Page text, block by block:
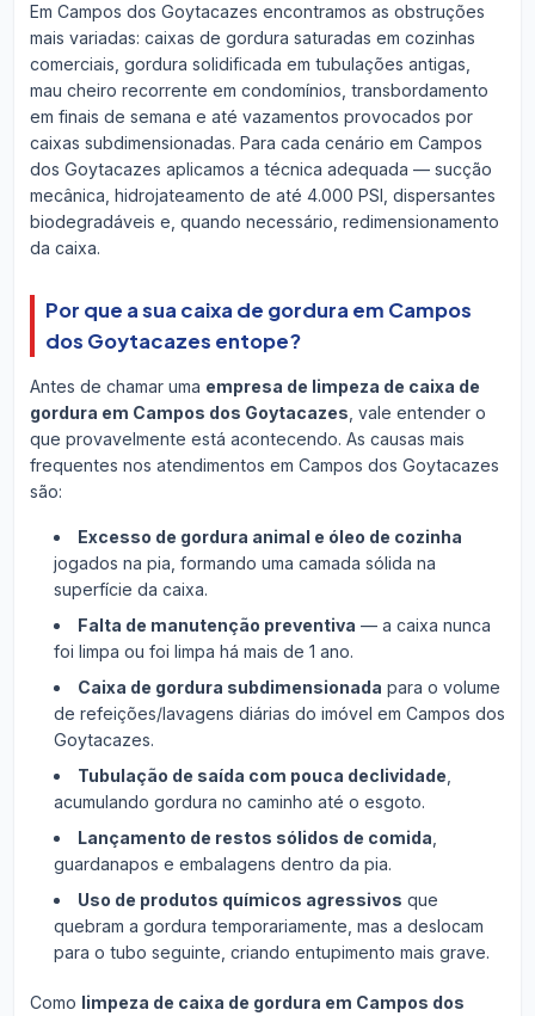
Em Campos dos Goytacazes encontramos as obstruções
mais variadas: caixas de gordura saturadas em cozinhas
comerciais, gordura solidificada em tubulações antigas,
mau cheiro recorrente em condomínios, transbordamento
em finais de semana e até vazamentos provocados por
caixas subdimensionadas. Para cada cenário em Campos
dos Goytacazes aplicamos a técnica adequada — sucção
mecânica, hidrojateamento de até 4.000 PSI, dispersantes
biodegradáveis e, quando necessário, redimensionamento
da caixa.
Por que a sua caixa de gordura em Campos
dos Goytacazes entope?
Antes de chamar uma empresa de limpeza de caixa de
gordura em Campos dos Goytacazes , vale entender o
que provavelmente está acontecendo. As causas mais
frequentes nos atendimentos em Campos dos Goytacazes
são:
Excesso de gordura animal e óleo de cozinha
jogados na pia, formando uma camada sólida na
superfície da caixa.
Falta de manutenção preventiva — a caixa nunca
foi limpa ou foi limpa há mais de 1 ano.
Caixa de gordura subdimensionada para o volume
de refeições/lavagens diárias do imóvel em Campos dos
Goytacazes.
Tubulação de saída com pouca declividade
acumulando gordura no caminho até o esgoto.
Lançamento de restos sólidos de comida
guardanapos e embalagens dentro da pia.
Uso de produtos químicos agressivos que
quebram a gordura temporariamente, mas a deslocam
para o tubo seguinte, criando entupimento mais grave.
Como limpeza de caixa de gordura em Campos dos